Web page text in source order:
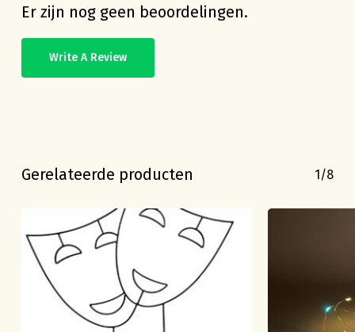
Geen producten in de
winkelwagen.
Go To Shop
Er zijn nog geen beoordelingen.
Write A Review
Gerelateerde producten 1/8